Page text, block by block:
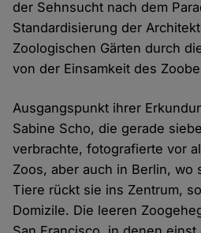
der Sehnsucht nach dem
Standardisierung der
Zoologischen Gärten durch
von der Einsamkeit des
Ausgangspunkt ihrer
Sabine Scho, die gerade
verbrachte, fotografierte vor
Zoos, aber auch in Berlin, wo
Tiere rückt sie ins Zentrum,
Domizile. Die leeren